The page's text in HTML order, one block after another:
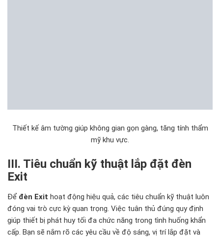
Thiết kế âm tường giúp không gian gọn gàng, tăng tính thẩm
mỹ khu vực.
III. Tiêu chuẩn kỹ thuật lắp đặt đèn
Exit
Để đèn Exit hoạt động hiệu quả, các tiêu chuẩn kỹ thuật luôn
đóng vai trò cực kỳ quan trọng. Việc tuân thủ đúng quy định
giúp thiết bị phát huy tối đa chức năng trong tình huống khẩn
cấp. Bạn sẽ nắm rõ các yêu cầu về độ sáng, vị trí lắp đặt và